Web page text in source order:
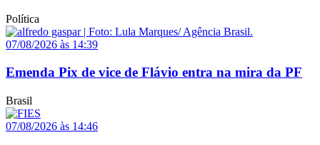
Política
07/08/2026 às 14:39
Emenda Pix de vice de Flávio entra na mira da PF
Brasil
07/08/2026 às 14:46